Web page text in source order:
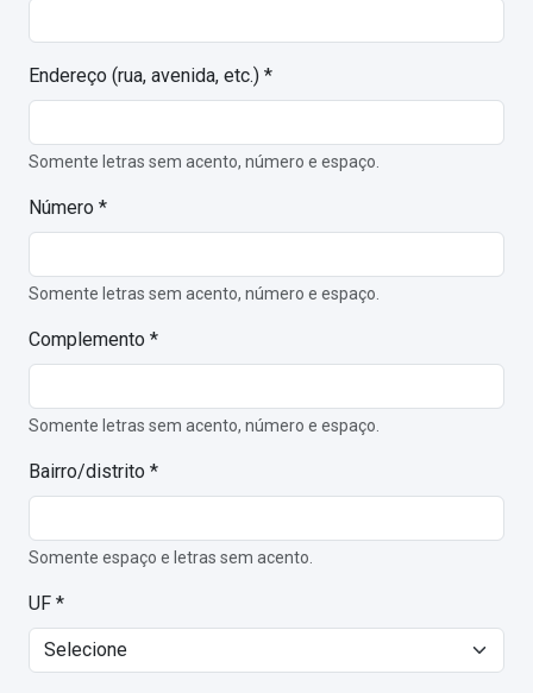
Endereço (rua, avenida, etc.) *
Somente letras sem acento, número e espaço.
Número *
Somente letras sem acento, número e espaço.
Complemento *
Somente letras sem acento, número e espaço.
Bairro/distrito *
Somente espaço e letras sem acento.
UF *